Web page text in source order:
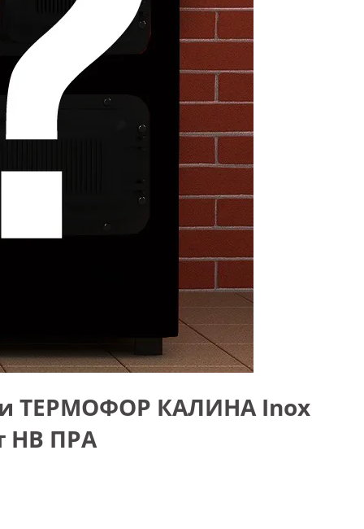
ТЕРМОФОР КАЛИНА Inox
НВ ПРА